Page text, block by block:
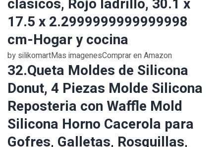
clásicos, Rojo ladrillo, 30.1 x
17.5 x 2.2999999999999998
cm-Hogar y cocina
by silikomartMas imagenesComprar en Amazon
32.Queta Moldes de Silicona
Donut, 4 Piezas Molde Silicona
Reposteria con Waffle Mold
Silicona Horno Cacerola para
Gofres, Galletas, Rosquillas,